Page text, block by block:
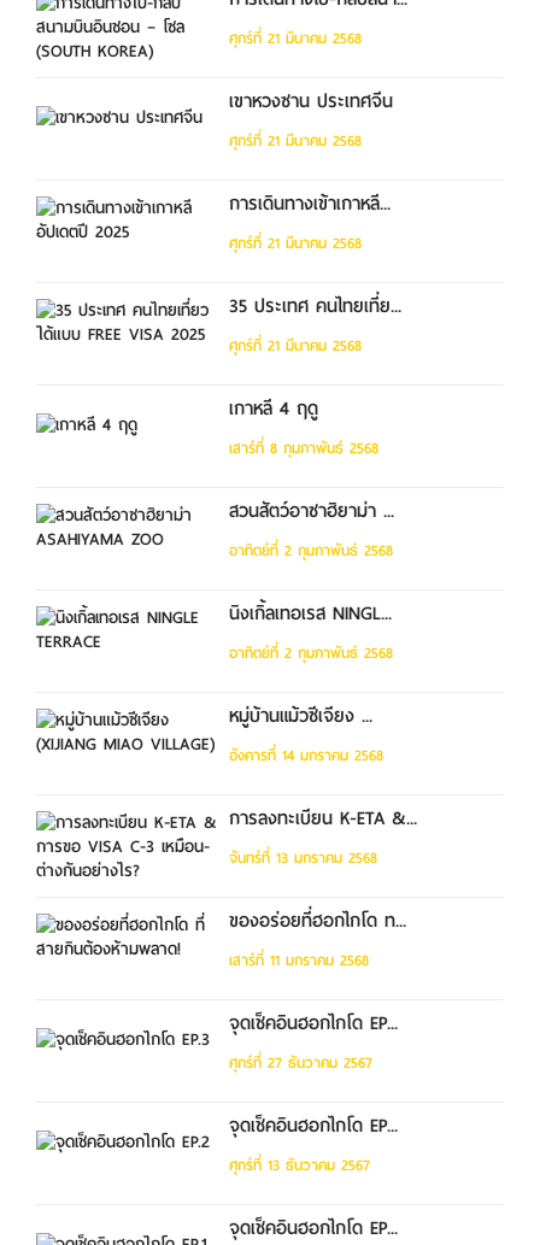
ศุกร์ที่ 21 มีนาคม 2568
เขาหวงซาน ประเทศจีน
ศุกร์ที่ 21 มีนาคม 2568
การเดินทางเข้าเกาหลี...
ศุกร์ที่ 21 มีนาคม 2568
35 ประเทศ คนไทยเที่ย...
ศุกร์ที่ 21 มีนาคม 2568
เกาหลี 4 ฤดู
เสาร์ที่ 8 กุมภาพันธ์ 2568
สวนสัตว์อาซาฮิยาม่า ...
อาทิตย์ที่ 2 กุมภาพันธ์ 2568
นิงเกิ้ลเทอเรส NINGL...
อาทิตย์ที่ 2 กุมภาพันธ์ 2568
หมู่บ้านแม้วซีเจียง ...
อังคารที่ 14 มกราคม 2568
การลงทะเบียน K-ETA &...
จันทร์ที่ 13 มกราคม 2568
ของอร่อยที่ฮอกไกโด ท...
เสาร์ที่ 11 มกราคม 2568
จุดเช็คอินฮอกไกโด EP...
ศุกร์ที่ 27 ธันวาคม 2567
จุดเช็คอินฮอกไกโด EP...
ศุกร์ที่ 13 ธันวาคม 2567
จุดเช็คอินฮอกไกโด EP...